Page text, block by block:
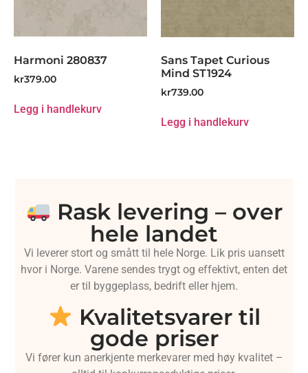
Harmoni 280837
kr379.00
Legg i handlekurv
Sans Tapet Curious
Mind ST1924
kr739.00
Legg i handlekurv
Rask levering – over
hele landet
Vi leverer stort og smått til hele Norge. Lik pris uansett
hvor i Norge. Varene sendes trygt og effektivt, enten det
er til byggeplass, bedrift eller hjem.
Kvalitetsvarer til
gode priser
Vi fører kun anerkjente merkevarer med høy kvalitet –